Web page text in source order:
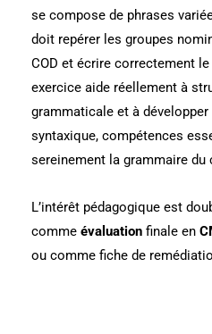
se compose de phrases
doit repérer les groupes
COD et écrire correctement
exercice aide réellement à
grammaticale et à
syntaxique, compétences
sereinement la grammaire du
L’intérêt pédagogique est
comme évaluation finale en
ou comme fiche de